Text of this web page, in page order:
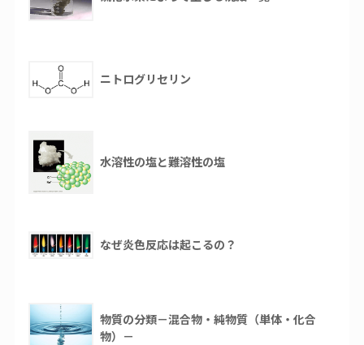
ニトログリセリン
水溶性の塩と難溶性の塩
なぜ炎色反応は起こるの？
物質の分類－混合物・純物質（単体・化合
物）－